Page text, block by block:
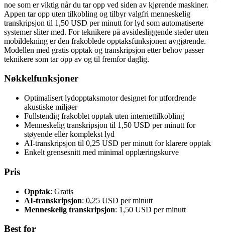
noe som er viktig når du tar opp ved siden av kjørende maskiner.
Appen tar opp uten tilkobling og tilbyr valgfri menneskelig
transkripsjon til 1,50 USD per minutt for lyd som automatiserte
systemer sliter med. For teknikere på avsidesliggende steder uten
mobildekning er den frakoblede opptaksfunksjonen avgjørende.
Modellen med gratis opptak og transkripsjon etter behov passer
teknikere som tar opp av og til fremfor daglig.
Nøkkelfunksjoner
Optimalisert lydopptaksmotor designet for utfordrende
akustiske miljøer
Fullstendig frakoblet opptak uten internettilkobling
Menneskelig transkripsjon til 1,50 USD per minutt for
støyende eller komplekst lyd
AI-transkripsjon til 0,25 USD per minutt for klarere opptak
Enkelt grensesnitt med minimal opplæringskurve
Pris
Opptak: Gratis
AI-transkripsjon: 0,25 USD per minutt
Menneskelig transkripsjon: 1,50 USD per minutt
Best for